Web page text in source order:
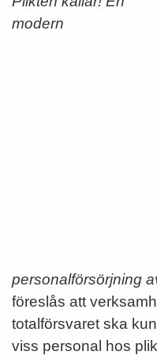
modern
personalförsörjning
föreslås att
totalförsvaret ska
viss personal hos